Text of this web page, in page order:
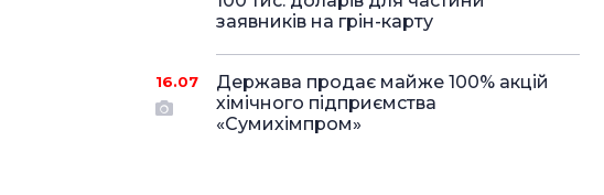
заявників на грін-карту
16.07
Держава продає майже 100% акцій
хімічного підприємства
«Сумихімпром»